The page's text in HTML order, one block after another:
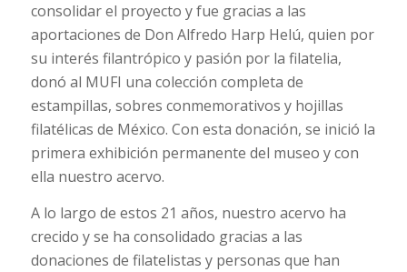
consolidar el proyecto y fue gracias a las
aportaciones de Don Alfredo Harp Helú, quien por
su interés filantrópico y pasión por la filatelia,
donó al MUFI una colección completa de
estampillas, sobres conmemorativos y hojillas
filatélicas de México. Con esta donación, se inició la
primera exhibición permanente del museo y con
ella nuestro acervo.
A lo largo de estos 21 años, nuestro acervo ha
crecido y se ha consolidado gracias a las
donaciones de filatelistas y personas que han